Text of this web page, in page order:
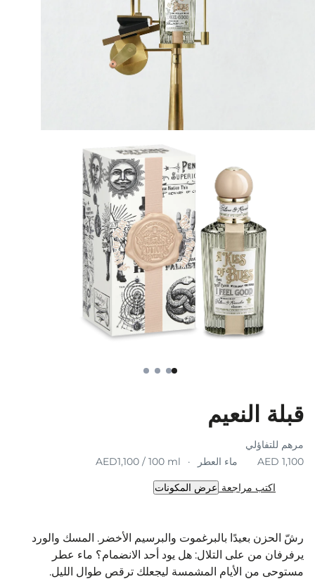
قبلة النعيم
مرهم للتفاؤلي
ماء العطر
اكتب مراجعة عرض المكونات
رشّ الحزن بعيدًا بالبرغموت والبرسيم الأخضر. المسك والورد
يرفرفان من على التلال: هل يود أحد الانضمام؟ ماء عطر
مستوحى من الأيام المشمسة ليجعلك ترقص طوال الليل.